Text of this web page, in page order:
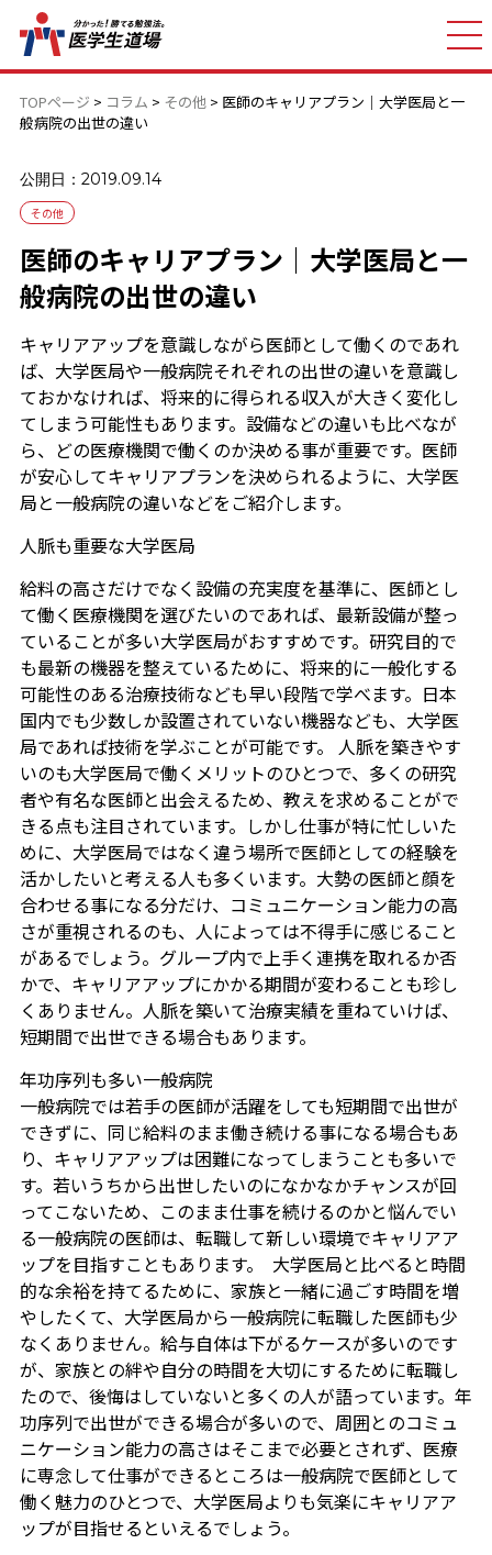
TOPページ > コラム > その他> 医師のキャリアプラン｜大学医局と一
般病院の出世の違い
公開日：2019.09.14
その他
医師のキャリアプラン｜大学医局と一
般病院の出世の違い
キャリアアップを意識しながら医師として働くのであれ
ば、大学医局や一般病院それぞれの出世の違いを意識し
ておかなければ、将来的に得られる収入が大きく変化し
てしまう可能性もあります。設備などの違いも比べなが
ら、どの医療機関で働くのか決める事が重要です。医師
が安心してキャリアプランを決められるように、大学医
局と一般病院の違いなどをご紹介します。
人脈も重要な大学医局
給料の高さだけでなく設備の充実度を基準に、医師とし
て働く医療機関を選びたいのであれば、最新設備が整っ
ていることが多い大学医局がおすすめです。研究目的で
も最新の機器を整えているために、将来的に一般化する
可能性のある治療技術なども早い段階で学べます。日本
国内でも少数しか設置されていない機器なども、大学医
局であれば技術を学ぶことが可能です。 人脈を築きやす
いのも大学医局で働くメリットのひとつで、多くの研究
者や有名な医師と出会えるため、教えを求めることがで
きる点も注目されています。しかし仕事が特に忙しいた
めに、大学医局ではなく違う場所で医師としての経験を
活かしたいと考える人も多くいます。大勢の医師と顔を
合わせる事になる分だけ、コミュニケーション能力の高
さが重視されるのも、人によっては不得手に感じること
があるでしょう。グループ内で上手く連携を取れるか否
かで、キャリアアップにかかる期間が変わることも珍し
くありません。人脈を築いて治療実績を重ねていけば、
短期間で出世できる場合もあります。
年功序列も多い一般病院
一般病院では若手の医師が活躍をしても短期間で出世が
できずに、同じ給料のまま働き続ける事になる場合もあ
り、キャリアアップは困難になってしまうことも多いで
す。若いうちから出世したいのになかなかチャンスが回
ってこないため、このまま仕事を続けるのかと悩んでい
る一般病院の医師は、転職して新しい環境でキャリアア
ップを目指すこともあります。 大学医局と比べると時間
的な余裕を持てるために、家族と一緒に過ごす時間を増
やしたくて、大学医局から一般病院に転職した医師も少
なくありません。給与自体は下がるケースが多いのです
が、家族との絆や自分の時間を大切にするために転職し
たので、後悔はしていないと多くの人が語っています。年
功序列で出世ができる場合が多いので、周囲とのコミュ
ニケーション能力の高さはそこまで必要とされず、医療
に専念して仕事ができるところは一般病院で医師として
働く魅力のひとつで、大学医局よりも気楽にキャリアア
ップが目指せるといえるでしょう。